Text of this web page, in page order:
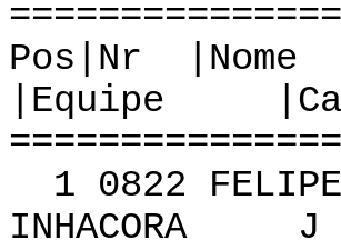
|Equipe
1 0822
INHACORA